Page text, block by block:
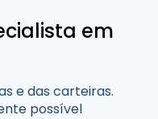
em
e das carteiras.
possível